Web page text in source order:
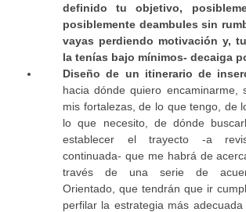
definido tu objetivo,
posiblemente deambules sin
vayas perdiendo motivación y,
la tenías bajo mínimos- decaiga
Diseño de un itinerario de
hacia dónde quiero encaminarme,
mis fortalezas, de lo que tengo, de
lo que necesito, de dónde
establecer el trayecto -a
continuada- que me habrá de
través de una serie de
Orientado, que tendrán que ir
perfilar la estrategia más